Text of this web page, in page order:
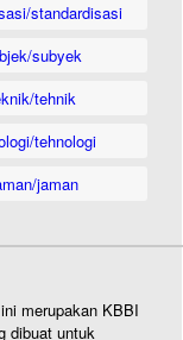
standardisasi
subyek
tehnik
tehnologi
jaman
merupakan KBBI
dibuat untuk